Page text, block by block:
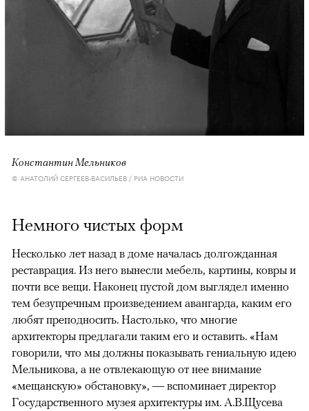
Константин Мельников
© АНАТОЛИЙ СЕРГЕЕВ-ВАСИЛЬЕВ / РИА НОВОСТИ
Немного чистых форм
Несколько лет назад в доме началась долгожданная
реставрация. Из него вынесли мебель, картины, ковры и
почти все вещи. Наконец пустой дом выглядел именно
тем безупречным произведением авангарда, каким его
любят преподносить. Настолько, что многие
архитекторы предлагали таким его и оставить. «Нам
говорили, что мы должны показывать гениальную идею
Мельникова, а не отвлекающую от нее внимание
«мещанскую» обстановку», — вспоминает директор
Государственного музея архитектуры им. А.В.Щусева